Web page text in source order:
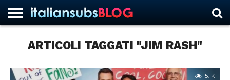
NEWS
ASCOLTI
RECENSIONI
INTERVISTE
CURIOSITÀ
CHI
SIAMO
CONTATTACI
FORUM
ITALIANSUBS
ARTICOLI TAGGATI "JIM RASH"
5.1K